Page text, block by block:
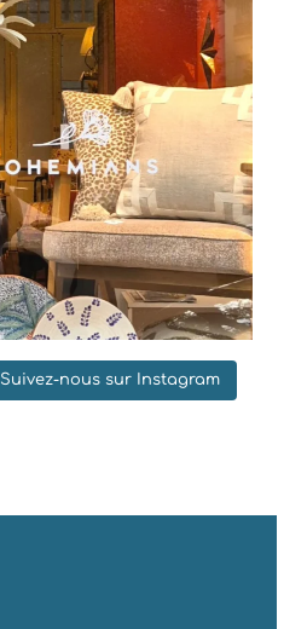
Suivez-nous sur Instagram